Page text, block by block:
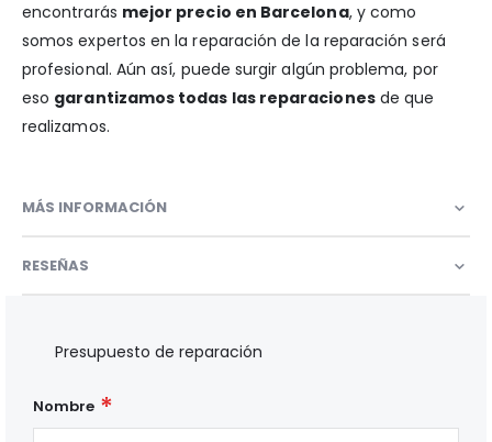
encontrarás mejor precio en Barcelona, y como
somos expertos en la reparación de la reparación será
profesional. Aún así, puede surgir algún problema, por
eso garantizamos todas las reparacionesde que
realizamos.
MÁS INFORMACIÓN
RESEÑAS
Presupuesto de reparación
Nombre